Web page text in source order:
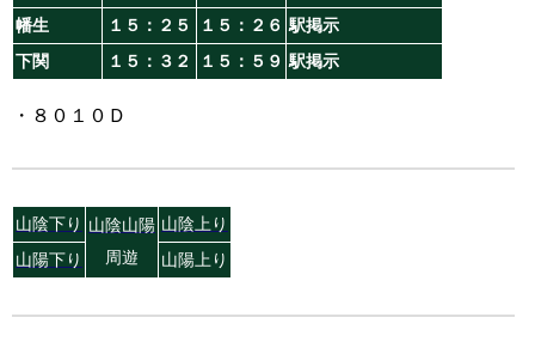
幡生
１５：２５ １５：２６ 駅掲示
下関
１５：３２ １５：５９ 駅掲示
・８０１０Ｄ
山陰下り 山陰山陽
周遊
山陰上り
山陽下り
山陽上り